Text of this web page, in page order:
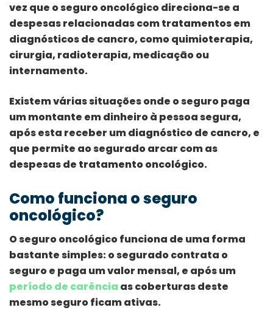
vez que o seguro oncológico direciona-se a
despesas relacionadas com tratamentos em
diagnósticos de cancro, como quimioterapia,
cirurgia, radioterapia, medicação ou
internamento.
Existem várias situações onde o seguro paga
um montante em dinheiro à pessoa segura,
após esta receber um diagnóstico de cancro, e
que permite ao segurado arcar com as
despesas de tratamento oncológico.
Como funciona o seguro
oncológico?
O seguro oncológico funciona de uma forma
bastante simples: o segurado contrata o
seguro e paga um valor mensal, e após um
período de carência as coberturas deste
mesmo seguro ficam ativas.